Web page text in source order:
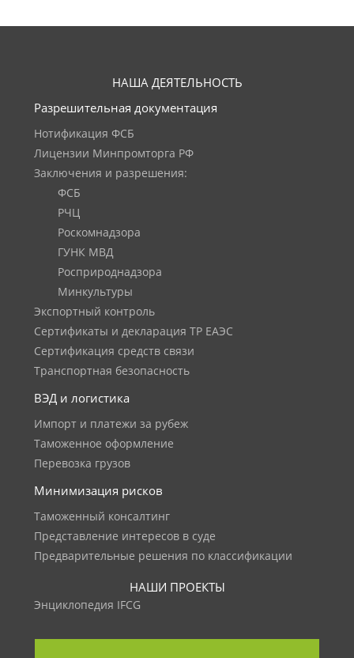
НАША ДЕЯТЕЛЬНОСТЬ
Разрешительная документация
Нотификация ФСБ
Лицензии Минпромторга РФ
Заключения и разрешения:
ФСБ
РЧЦ
Роскомнадзора
ГУНК МВД
Росприроднадзора
Минкультуры
Экспортный контроль
Сертификаты и декларация ТР ЕАЭС
Сертификация средств связи
Транспортная безопасность
ВЭД и логистика
Импорт и платежи за рубеж
Таможенное оформление
Перевозка грузов
Минимизация рисков
Таможенный консалтинг
Представление интересов в суде
Предварительные решения по классификации
НАШИ ПРОЕКТЫ
Энциклопедия IFCG